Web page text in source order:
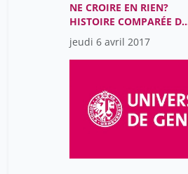
NE CROIRE EN RIEN?
HISTOIRE COMPARÉE DE
L’ATHÉISME ET DE
L’INCROYANCE
jeudi 6 avril 2017